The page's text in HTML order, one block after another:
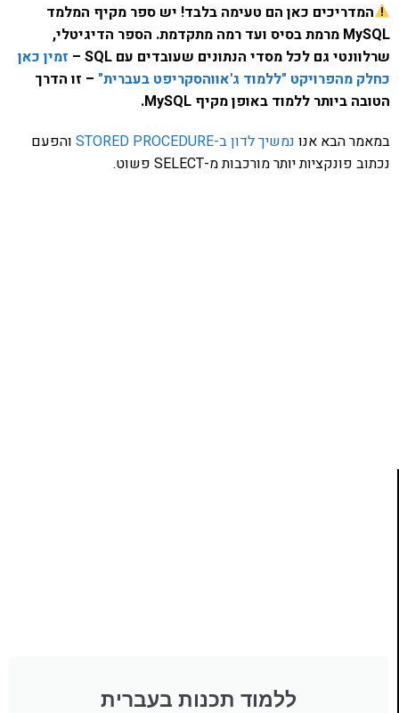
המדריכים כאן הם טעימה בלבד! יש ספר מקיף המלמד
MySQL מרמת בסיס ועד רמה מתקדמת. הספר הדיגיטלי,
שרלוונטי גם לכל מסדי הנתונים שעובדים עם SQL –
זמין כאן
כחלק מהפרויקט "ללמוד ג'אווהסקריפט בעברית" – זו הדרך
הטובה ביותר ללמוד באופן מקיף MySQL.
במאמר הבא אנו נמשיך לדון ב-STORED PROCEDURE
והפעם
נכתוב פונקציות יותר מורכבות מ-SELECT פשוט.
ללמוד תכנות בעברית